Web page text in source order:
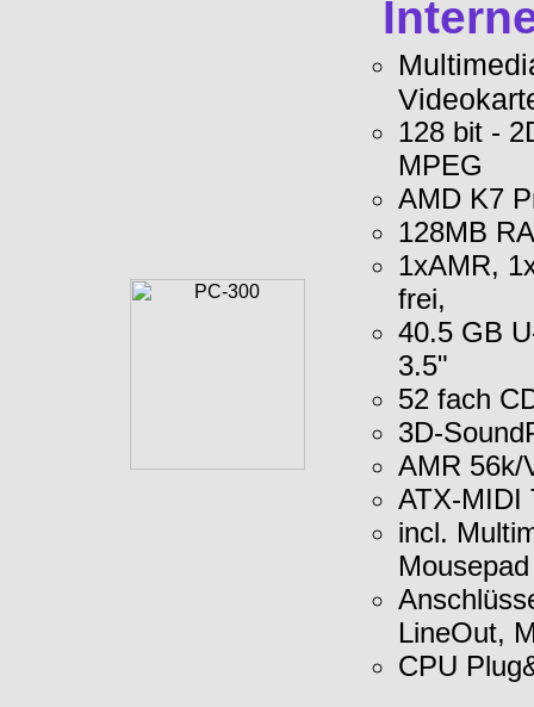
128 bit -
MPEG
AMD K7
128MB
1xAMR,
frei,
40.5 GB
3.5"
52 fach
3D-
AMR 56k/
ATX-MIDI
incl.
LineOut,
CPU